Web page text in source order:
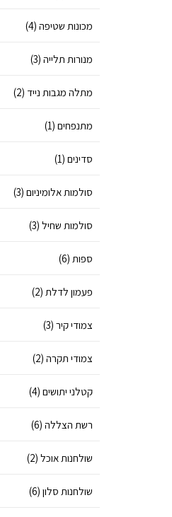
מכונות שטיפה (4)
מנורות תלייה (3)
מתלה מגבות נייד (2)
מתנפחים (1)
סדינים (1)
סולמות אלומיניום (3)
סולמות שחיל (3)
ספות (6)
פעמון לדלת (2)
צמודי קיר (3)
צמודי תקרה (2)
קטלני יתושים (4)
רשת הצללה (6)
שולחנות אוכל (2)
שולחנות סלון (6)